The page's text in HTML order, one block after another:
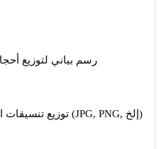
رسم بياني لتوزيع
توزيع تنسيقات الصور المصدرية (JPG, PNG, إلخ)